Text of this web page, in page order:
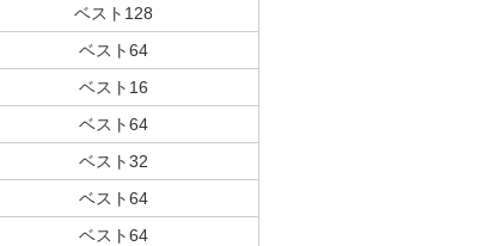
ベスト128
ベスト64
ベスト16
ベスト64
ベスト32
ベスト64
ベスト64